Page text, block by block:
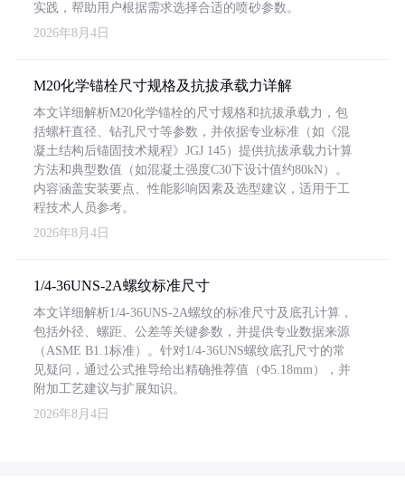
实践，帮助用户根据需求选择合适的喷砂参数。
2026年8月4日
M20化学锚栓尺寸规格及抗拔承载力详解
本文详细解析M20化学锚栓的尺寸规格和抗拔承载力，包
括螺杆直径、钻孔尺寸等参数，并依据专业标准（如《混
凝土结构后锚固技术规程》JGJ 145）提供抗拔承载力计算
方法和典型数值（如混凝土强度C30下设计值约80kN）。
内容涵盖安装要点、性能影响因素及选型建议，适用于工
程技术人员参考。
2026年8月4日
1/4-36UNS-2A螺纹标准尺寸
本文详细解析1/4-36UNS-2A螺纹的标准尺寸及底孔计算，
包括外径、螺距、公差等关键参数，并提供专业数据来源
（ASME B1.1标准）。针对1/4-36UNS螺纹底孔尺寸的常
见疑问，通过公式推导给出精确推荐值（Φ5.18mm），并
附加工艺建议与扩展知识。
2026年8月4日